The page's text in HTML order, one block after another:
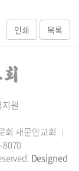
원
회 새문안교회 |
8070
Designed